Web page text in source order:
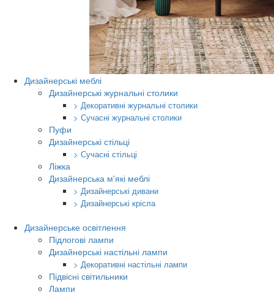
Дизайнерські меблі
Дизайнерські журнальні столики
> Декоративні журнальні столики
> Сучасні журнальні столики
Пуфи
Дизайнерські стільці
> Сучасні стільці
Ліжка
Дизайнерська м'які меблі
> Дизайнерські дивани
> Дизайнерські крісла
Дизайнерське освітлення
Підлогові лампи
Дизайнерські настільні лампи
> Декоративні настільні лампи
Підвісні світильники
Лампи